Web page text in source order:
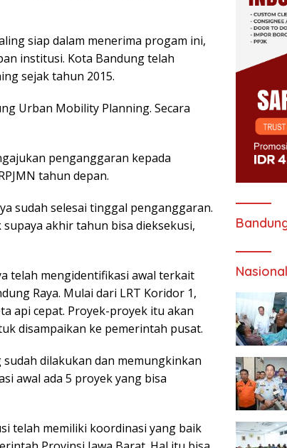
siap dalam menerima progam ini,
institusi. Kota Bandung telah
sejak tahun 2015.
Urban Mobility Planning. Secara
penganggaran kepada
tahun depan.
sudah selesai tinggal penganggaran.
akhir tahun bisa dieksekusi,
telah mengidentifikasi awal terkait
Raya. Mulai dari LRT Koridor 1,
api cepat. Proyek-proyek itu akan
disampaikan ke pemerintah pusat.
dilakukan dan memungkinkan
awal ada 5 proyek yang bisa
telah memiliki koordinasi yang baik
Nasional